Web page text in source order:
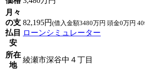
月々
の支
払目
安
82,195円 (借入金額3480万円 頭金0万円
ローンシミュレーター
所在
地
綾瀬市深谷中４丁目